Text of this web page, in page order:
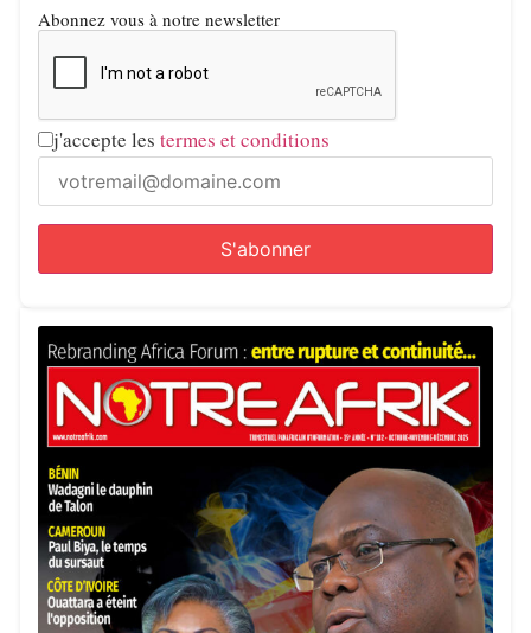
Abonnez vous à notre newsletter
j'accepte les termes et conditions